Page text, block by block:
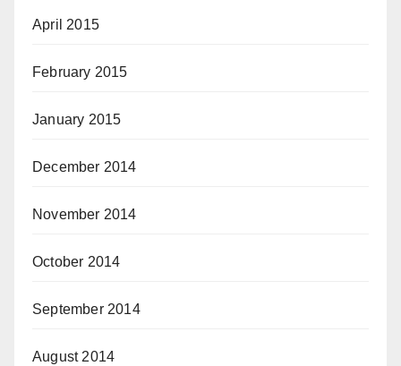
April 2015
February 2015
January 2015
December 2014
November 2014
October 2014
September 2014
August 2014